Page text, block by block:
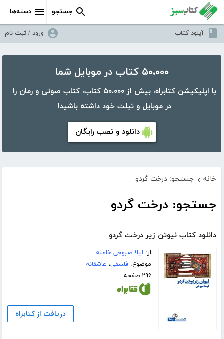
دسته‌ها جستجو
آپلود کتاب ورود / ثبت نام
۵۰،۰۰۰ کتاب در موبایل شما
با اپلیکیشن کتابراه، بیش از ۵۰،۰۰۰ کتاب، کتاب صوتی و رمان را
در موبایل و تبلت خود داشته باشید!
دانلود و نصب رایگان
خانه › جستجو: درخت گردو
جستجو: درخت گردو
دانلود کتاب نیوتن زیر درخت گردو
از: لیلا صبوحی خامنه
موضوع:فلسفی، عاشقانه
۲۹۶ صفحه
دریافت از کتابراه